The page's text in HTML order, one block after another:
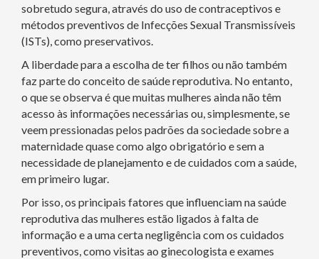
sobretudo segura, através do uso de contraceptivos e
métodos preventivos de Infecções Sexual Transmissíveis
(ISTs), como preservativos.
A liberdade para a escolha de ter filhos ou não também
faz parte do conceito de saúde reprodutiva. No entanto,
o que se observa é que muitas mulheres ainda não têm
acesso às informações necessárias ou, simplesmente, se
veem pressionadas pelos padrões da sociedade sobre a
maternidade quase como algo obrigatório e sem a
necessidade de planejamento e de cuidados com a saúde,
em primeiro lugar.
Por isso, os principais fatores que influenciam na saúde
reprodutiva das mulheres estão ligados à falta de
informação e a uma certa negligência com os cuidados
preventivos, como visitas ao ginecologista e exames